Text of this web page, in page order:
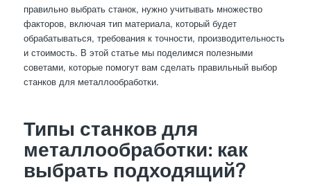
правильно выбрать станок, нужно учитывать множество
факторов, включая тип материала, который будет
обрабатываться, требования к точности, производительность
и стоимость. В этой статье мы поделимся полезными
советами, которые помогут вам сделать правильный выбор
станков для металлообработки.
Типы станков для
металлообработки: как
выбрать подходящий?